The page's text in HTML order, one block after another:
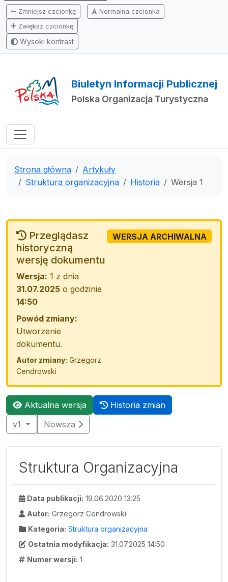
Zmniejsz czcionkę
Normalna czcionka
Zwiększ czcionkę
Wysoki kontrast
Biuletyn Informacji Publicznej
Polska Organizacja Turystyczna
Strona główna
Artykuły
Struktura organizacyjna
Historia Wersja 1
Przeglądasz
historyczną
wersję dokumentu
Wersja: 1 z dnia
31.07.2025 o godzinie
14:50
Powód zmiany:
Utworzenie
dokumentu.
Autor zmiany: Grzegorz
Cendrowski
WERSJA ARCHIWALNA
Aktualna wersja
Historia zmian
v1
Nowsza
Struktura Organizacyjna
Data publikacji: 19.06.2020 13:25
Autor: Grzegorz Cendrowski
Kategoria: Struktura organizacyjna
Ostatnia modyfikacja: 31.07.2025 14:50
Numer wersji: 1